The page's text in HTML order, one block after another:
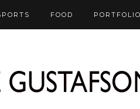
FOOD PORTFOLIO